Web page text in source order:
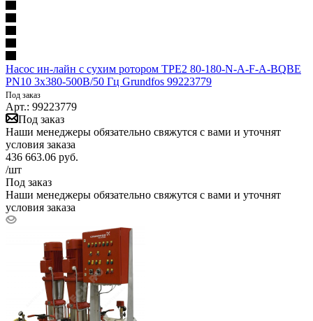
Насос ин-лайн с сухим ротором TPE2 80-180-N-A-F-A-BQBE
PN10 3х380-500В/50 Гц Grundfos 99223779
Под заказ
Арт.: 99223779
Под заказ
Наши менеджеры обязательно свяжутся с вами и уточнят
условия заказа
436 663.06 руб.
/шт
Под заказ
Наши менеджеры обязательно свяжутся с вами и уточнят
условия заказа